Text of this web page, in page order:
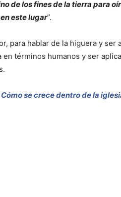
de los fines de la tierra para
este lugar”.
para hablar de la higuera y ser
en términos humanos y ser
Cómo se crece dentro de la